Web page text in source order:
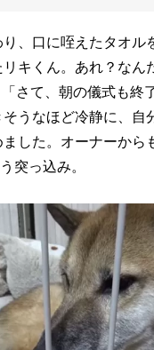
、口に咥えたタオル
キくん。あれ？なん
さて、朝の儀式も終
うなほど冷静に、自
した。オーナーから
突っ込み。